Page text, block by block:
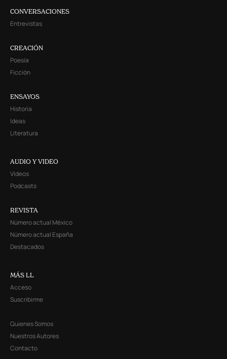
CONVERSACIONES
Entrevistas
CREACIÓN
Poesía
Ficción
ENSAYOS
Historia
Ideas
Literatura
AUDIO Y VIDEO
Videos
Podcasts
REVISTA
Número actual México
Número actual España
Destacados
MÁS LL
Acceso
Suscribirme
Quienes Somos
Nuestros Autores
Contacto